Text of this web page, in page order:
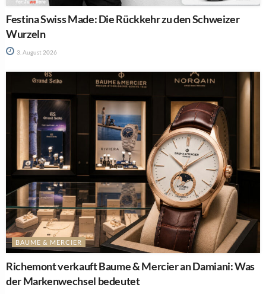
Festina Swiss Made: Die Rückkehr zu den Schweizer
Wurzeln
3. August 2026
BAUME & MERCIER
Richemont verkauft Baume & Mercier an Damiani: Was
der Markenwechsel bedeutet